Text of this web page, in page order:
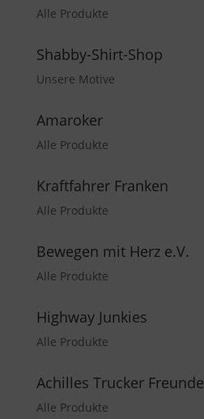
Alle Produkte
Shabby-Shirt-Shop
Unsere Motive
Amaroker
Alle Produkte
Kraftfahrer Franken
Alle Produkte
Bewegen mit Herz e.V.
Alle Produkte
Highway Junkies
Alle Produkte
Achilles Trucker Freunde
Alle Produkte